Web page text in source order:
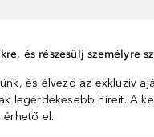
és részesülj személyre
és élvezd az exkluzív
legérdekesebb híreit. A
érhető el.